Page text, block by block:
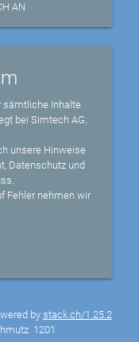
AN
sämtliche Inhalte
bei Simtech AG,
unsere Hinweise
Datenschutz und
Fehler nehmen wir
by stack.ch/1.25.2
1201